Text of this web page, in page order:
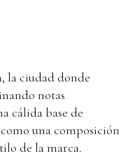
la ciudad donde
notas
cálida base de
una composición
de la marca.